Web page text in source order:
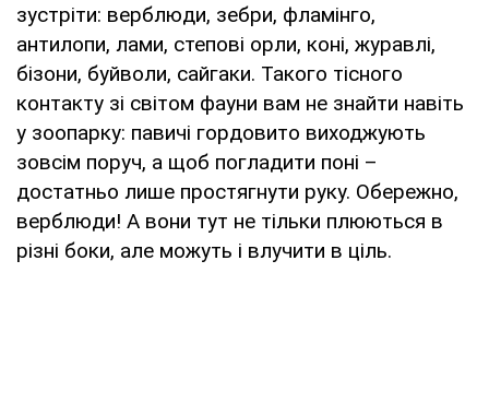
зустріти: верблюди, зебри, фламінго,
антилопи, лами, степові орли, коні, журавлі,
бізони, буйволи, сайгаки. Такого тісного
контакту зі світом фауни вам не знайти навіть
у зоопарку: павичі гордовито виходжують
зовсім поруч, а щоб погладити поні –
достатньо лише простягнути руку. Обережно,
верблюди! А вони тут не тільки плюються в
різні боки, але можуть і влучити в ціль.